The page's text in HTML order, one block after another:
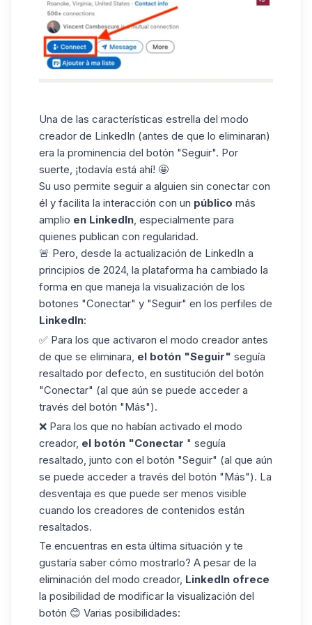
Una de las características estrella del modo
creador de LinkedIn (antes de que lo eliminaran)
era la prominencia del botón "Seguir". Por
suerte, ¡todavía está ahí! 🤩
Su uso permite seguir a alguien sin conectar con
él y facilita la interacción con un público más
amplio en LinkedIn, especialmente para
quienes publican con regularidad.
🚨 Pero, desde la actualización de LinkedIn a
principios de 2024, la plataforma ha cambiado la
forma en que maneja la visualización de los
botones "Conectar" y "Seguir" en los perfiles de
LinkedIn:
✅ Para los que activaron el modo creador antes
de que se eliminara, el botón "Seguir" seguía
resaltado por defecto, en sustitución del botón
"Conectar" (al que aún se puede acceder a
través del botón "Más").
❌ Para los que no habían activado el modo
creador, el botón "Conectar " seguía
resaltado, junto con el botón "Seguir" (al que aún
se puede acceder a través del botón "Más"). La
desventaja es que puede ser menos visible
cuando los creadores de contenidos están
resaltados.
Te encuentras en esta última situación y te
gustaría saber cómo mostrarlo? A pesar de la
eliminación del modo creador, LinkedIn ofrece
la posibilidad de modificar la visualización del
botón 😊 Varias posibilidades: